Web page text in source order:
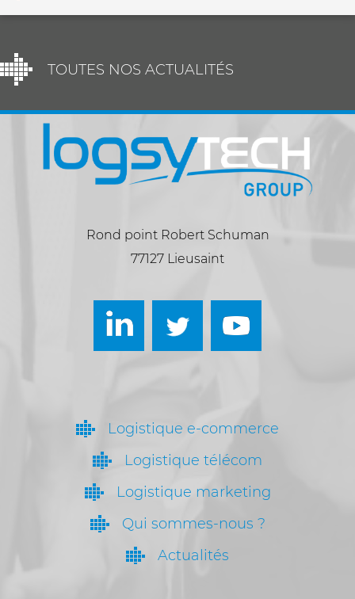
TOUTES NOS ACTUALITÉS
Rond point Robert Schuman
77127 Lieusaint
Logistique e-commerce
Logistique télécom
Logistique marketing
Qui sommes-nous ?
Actualités